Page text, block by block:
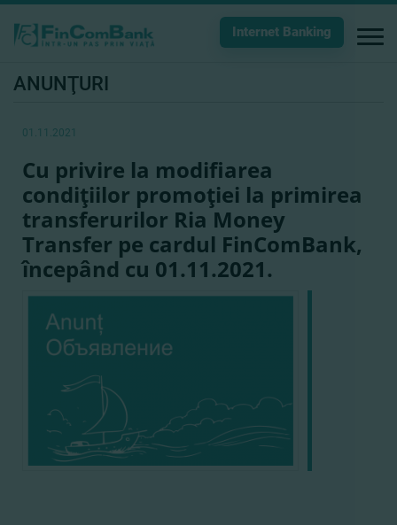
Internet Banking
ANUNŢURI
01.11.2021
Cu privire la modifiarea
condiţiilor promoţiei la primirea
transferurilor Ria Money
Transfer pe cardul FinComBank,
începând cu 01.11.2021.